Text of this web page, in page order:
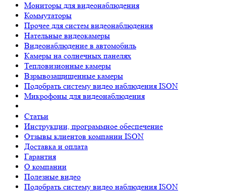
Мониторы для видеонаблюдения
Коммутаторы
Прочее для систем видеонаблюдения
Нательные видеокамеры
Видеонаблюдение в автомобиль
Камеры на солнечных панелях
Тепловизионные камеры
Взрывозащищенные камеры
Подобрать систему видео наблюдения ISON
Микрофоны для видеонаблюдения
Статьи
Инструкции, программное обеспечение
Отзывы клиентов компании ISON
Доставка и оплата
Гарантия
О компании
Полезные видео
Подобрать систему видео наблюдения ISON